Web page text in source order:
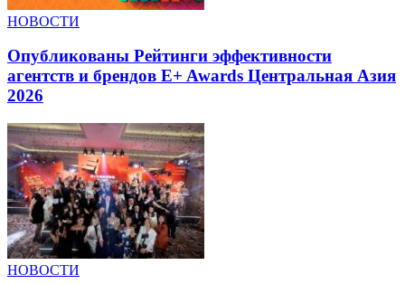
НОВОСТИ
Опубликованы Рейтинги эффективности
агентств и брендов E+ Awards Центральная Азия
2026
НОВОСТИ